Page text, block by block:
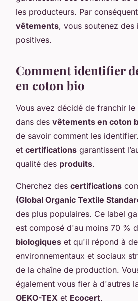
les producteurs. Par
vêtements, vous soutenez
positives.
Comment identifier
en coton bio
Vous avez décidé de franchir
dans des vêtements en coton
de savoir comment les
et certifications garantissent
qualité des produits.
Cherchez des certifications
(Global Organic Textile
des plus populaires. Ce label
est composé d'au moins 70 %
biologiques et qu'il répond à
environnementaux et sociaux
de la chaîne de production.
également vous fier à d'autres
OEKO-TEX et Ecocert.